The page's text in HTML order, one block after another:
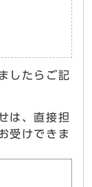
したらご記
は、直接担
受けできま